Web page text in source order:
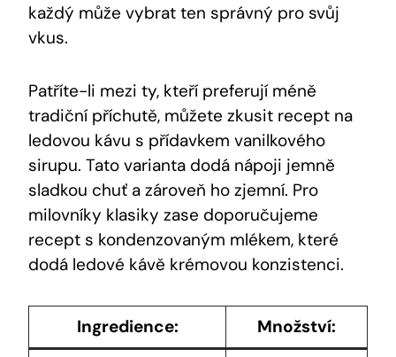
každý může vybrat ten správný pro svůj
vkus.
Patříte-li mezi ty, kteří preferují méně
tradiční příchutě, můžete zkusit recept na
ledovou kávu s přídavkem vanilkového
sirupu. Tato varianta dodá nápoji jemně
sladkou chuť a zároveň ho zjemní. Pro
milovníky klasiky zase doporučujeme
recept s kondenzovaným mlékem, které
dodá ledové kávě krémovou konzistenci.
Ingredience:
Množství: